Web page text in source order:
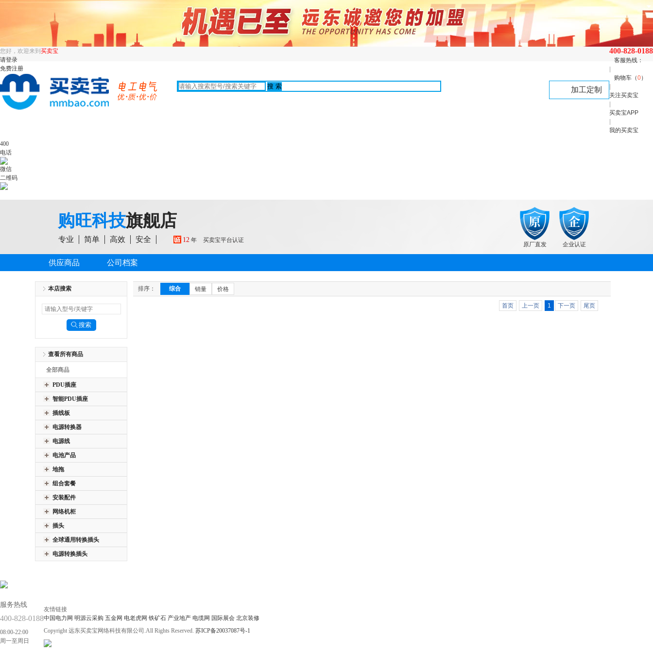
400-828-0188
客服热线：
购物车（0）
关注买卖宝
买卖宝APP
我的买卖宝
您好，欢迎来到 买卖宝
请登录
免费注册
加工定制
400
电话
微信
二维码
购旺科技旗舰店
专业 简单 高效 安全 12 年 买卖宝平台认证
原厂直发 企业认证
供应商品 公司档案
排序： 综合 销量 价格
首页 上一页 1 下一页 尾页
本店搜索
查看所有商品
全部商品
PDU插座
智能PDU插座
插线板
电源转换器
电源线
电池产品
地拖
组合套餐
安装配件
网络机柜
插头
全球通用转换插头
电源转换插头
服务热线
400-828-0188
08:00-22:00
周一至周日
友情链接
中国电力网 明源云采购 五金网 电老虎网 铁矿石 产业地产 电缆网 国际展会 北京装修
Copyright 远东买卖宝网络科技有限公司.All Rights Reserved. 苏ICP备20037087号-1